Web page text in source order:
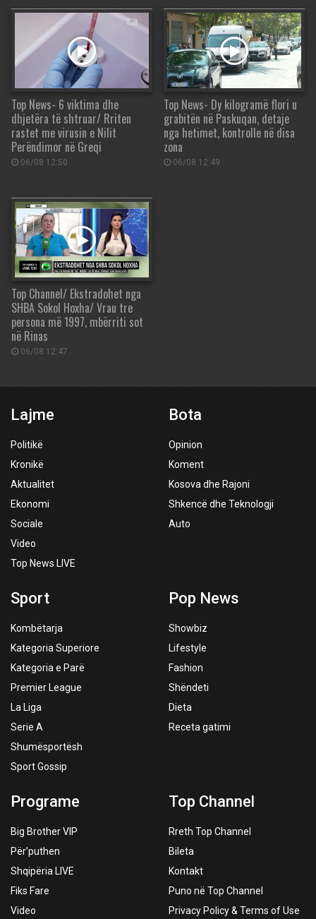
Top News- 6 viktima dhe
dhjetëra të shtruar/ Rriten
rastet me virusin e Nilit
Perëndimor në Greqi
06/08 12:50
Top News- Dy kilogramë flori u
grabitën në Paskuqan, detaje
nga hetimet, kontrolle në disa
zona
06/08 12:49
Top Channel/ Ekstradohet nga
SHBA Sokol Hoxha/ Vrau tre
persona më 1997, mbërriti sot
në Rinas
06/08 12:47
Lajme
Politikë
Kronikë
Aktualitet
Ekonomi
Sociale
Video
Top News LIVE
Bota
Opinion
Koment
Kosova dhe Rajoni
Shkencë dhe Teknologji
Auto
Sport
Kombëtarja
Kategoria Superiore
Kategoria e Parë
Premier League
La Liga
Serie A
Shumësportësh
Sport Gossip
Pop News
Showbiz
Lifestyle
Fashion
Shëndeti
Dieta
Receta gatimi
Programe
Big Brother VIP
Për’puthen
Shqipëria LIVE
Fiks Fare
Video
Top Channel
Rreth Top Channel
Bileta
Kontakt
Puno në Top Channel
Privacy Policy & Terms of Use